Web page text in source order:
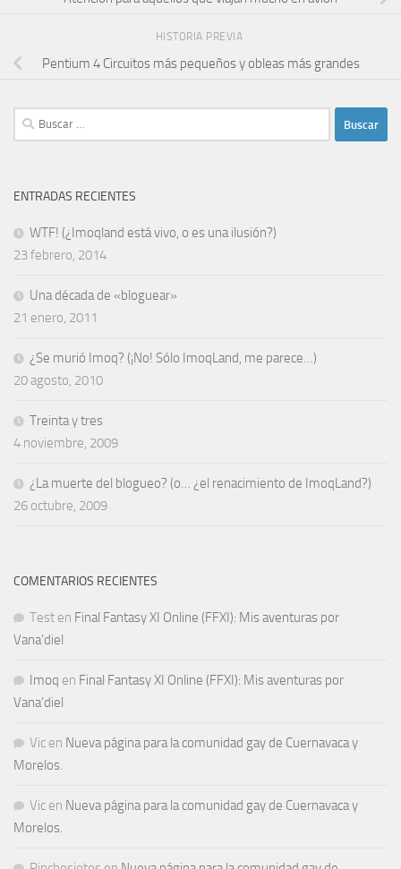
HISTORIA PREVIA
Pentium 4 Circuitos más pequeños y obleas más grandes
Buscar:
ENTRADAS RECIENTES
WTF! (¿Imoqland está vivo, o es una ilusión?)
23 febrero, 2014
Una década de «bloguear»
21 enero, 2011
¿Se murió Imoq? (¡No! Sólo ImoqLand, me parece…)
20 agosto, 2010
Treinta y tres
4 noviembre, 2009
¿La muerte del blogueo? (o… ¿el renacimiento de ImoqLand?)
26 octubre, 2009
COMENTARIOS RECIENTES
Test en Final Fantasy XI Online (FFXI): Mis aventuras por
Vana’diel
Imoq en Final Fantasy XI Online (FFXI): Mis aventuras por
Vana’diel
Vic en Nueva página para la comunidad gay de Cuernavaca y
Morelos.
Vic en Nueva página para la comunidad gay de Cuernavaca y
Morelos.